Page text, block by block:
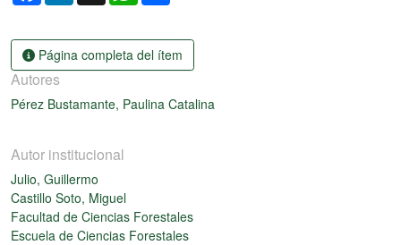
Página completa del ítem
Autores
Pérez Bustamante, Paulina Catalina
Autor institucional
Julio, Guillermo
Castillo Soto, Miguel
Facultad de Ciencias Forestales
Escuela de Ciencias Forestales